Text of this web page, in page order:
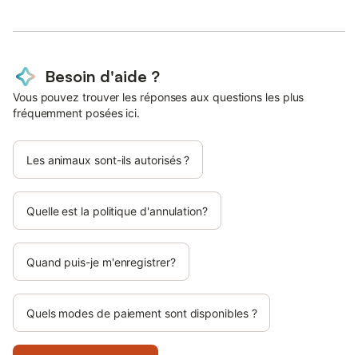
Besoin d'aide ?
Vous pouvez trouver les réponses aux questions les plus
fréquemment posées ici.
Les animaux sont-ils autorisés ?
Quelle est la politique d'annulation?
Quand puis-je m'enregistrer?
Quels modes de paiement sont disponibles ?